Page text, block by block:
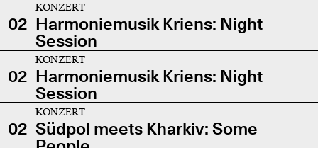
02
KONZERT
Harmoniemusik Kriens: Night
Session
02
KONZERT
Harmoniemusik Kriens: Night
Session
02
KONZERT
Südpol meets Kharkiv: Some